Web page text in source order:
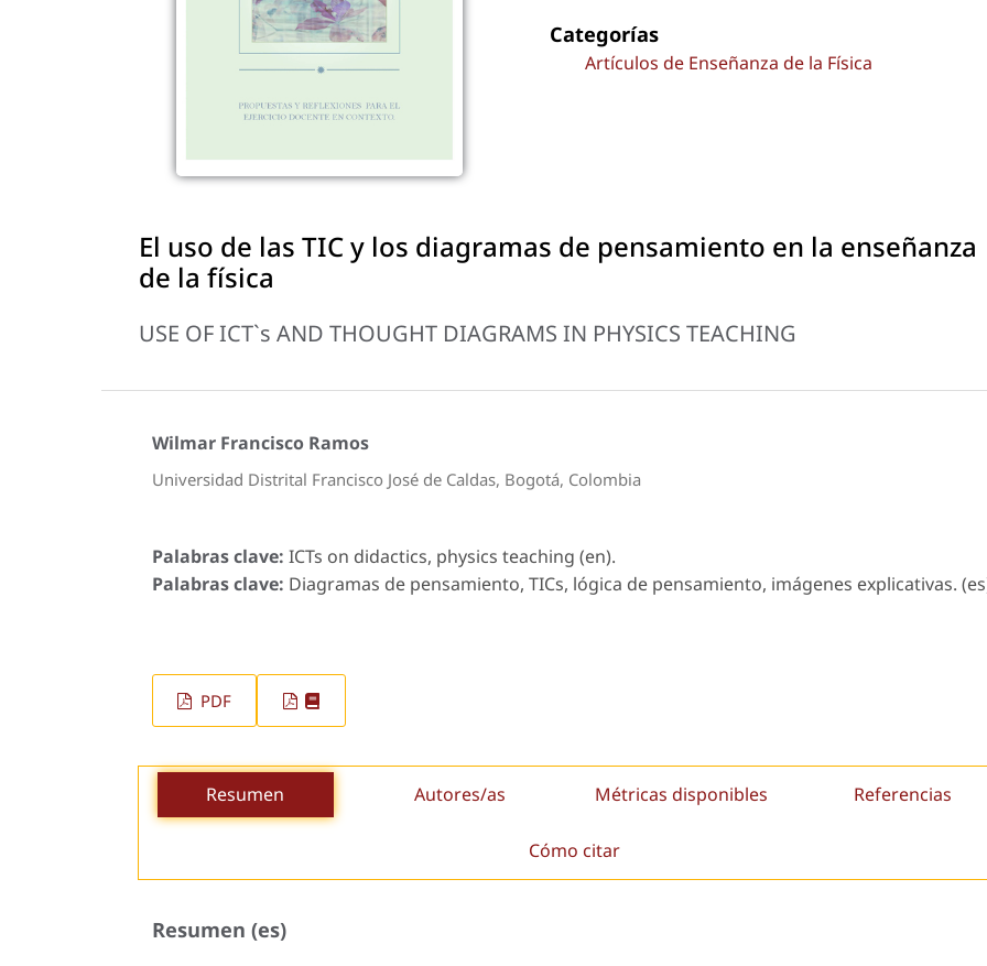
Categorías
Artículos de Enseñanza de la Física
El uso de las TIC y los diagramas de pensamiento en la enseñanza
de la física
USE OF ICT`s AND THOUGHT DIAGRAMS IN PHYSICS TEACHING
Wilmar Francisco Ramos
Universidad Distrital Francisco José de Caldas, Bogotá, Colombia
Palabras clave: ICTs on didactics, physics teaching (en).
Palabras clave: Diagramas de pensamiento, TICs, lógica de pensamiento, imágenes explicativas.
PDF
Resumen Autores/as Métricas disponibles Referencias
Cómo citar
Resumen (es)